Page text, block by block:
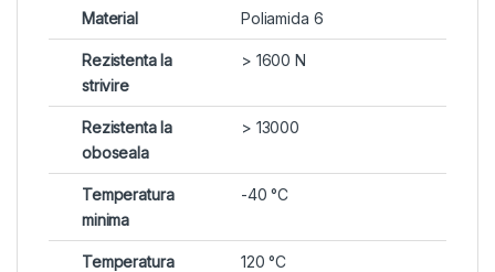
Material Poliamida 6
Rezistenta la
strivire
> 1600 N
Rezistenta la
oboseala
> 13000
Temperatura
minima
-40 °C
Temperatura
120 °C